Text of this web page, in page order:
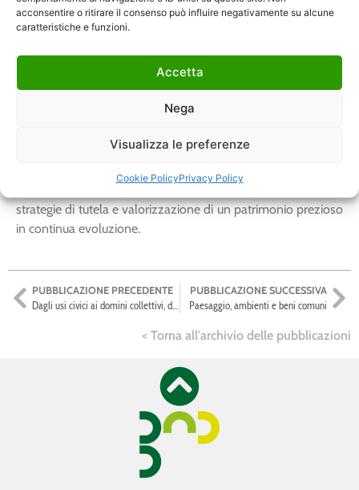
acconsentire o ritirare il consenso può influire negativamente su alcune
caratteristiche e funzioni.
Accetta
Nega
Visualizza le preferenze
Cookie PolicyPrivacy Policy
Dalle soppressioni monastiche alle rinascite
contemporanee, le certose italiane rivelano nuove identità
Gemma Belli e Alessandra Panicco ripercorre le loro
strategie di tutela e valorizzazione di un patrimonio prezioso
in continua evoluzione.
PUBBLICAZIONE PRECEDENTE PUBBLICAZIONE SUCCESSIVA
Paesaggio, ambienti e beni comuni
< Torna all'archivio delle pubblicazioni